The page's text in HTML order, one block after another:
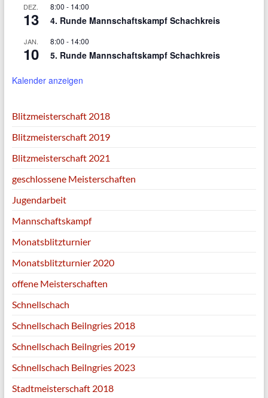
DEZ.
13
8:00 - 14:00
4. Runde Mannschaftskampf Schachkreis
JAN.
10
8:00 - 14:00
5. Runde Mannschaftskampf Schachkreis
Kalender anzeigen
Blitzmeisterschaft 2018
Blitzmeisterschaft 2019
Blitzmeisterschaft 2021
geschlossene Meisterschaften
Jugendarbeit
Mannschaftskampf
Monatsblitzturnier
Monatsblitzturnier 2020
offene Meisterschaften
Schnellschach
Schnellschach Beilngries 2018
Schnellschach Beilngries 2019
Schnellschach Beilngries 2023
Stadtmeisterschaft 2018